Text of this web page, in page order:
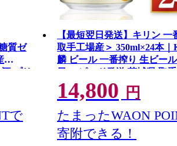
質ゼ
プリ
家飲
贅沢
で
【最短翌日発送】キリン 一
取手工場産＞ 350ml×24本
麟 ビール 一番搾り 生ビー
日 スピード発送 茨城県 取
（ZC001-1）
14,800 円
たまったWAON
寄附できる！